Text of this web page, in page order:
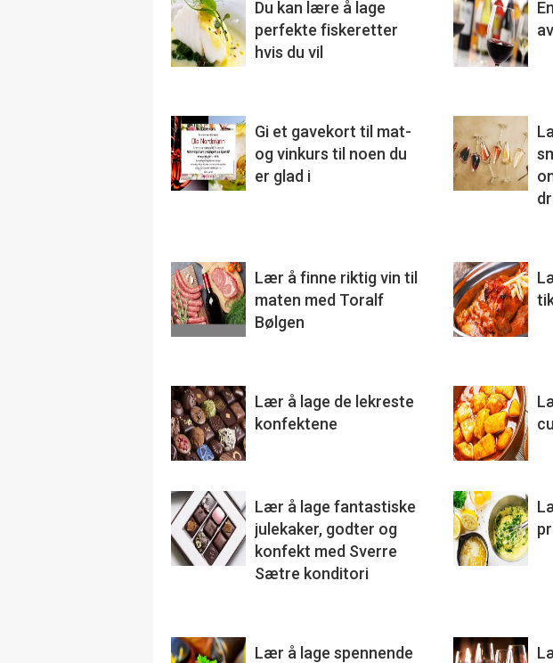
Du kan lære å lage
perfekte fiskeretter
hvis du vil
Gi et gavekort til mat-
og vinkurs til noen du
er glad i
Lær å finne riktig vin til
maten med Toralf
Bølgen
Lær å lage de lekreste
konfektene
Lær å lage fantastiske
julekaker, godter og
konfekt med Sverre
Sætre konditori
Lær å lage spennende